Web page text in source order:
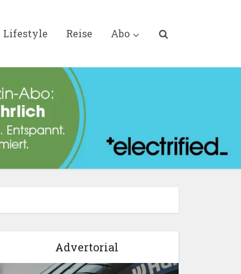
Lifestyle Reise Abo
Advertorial